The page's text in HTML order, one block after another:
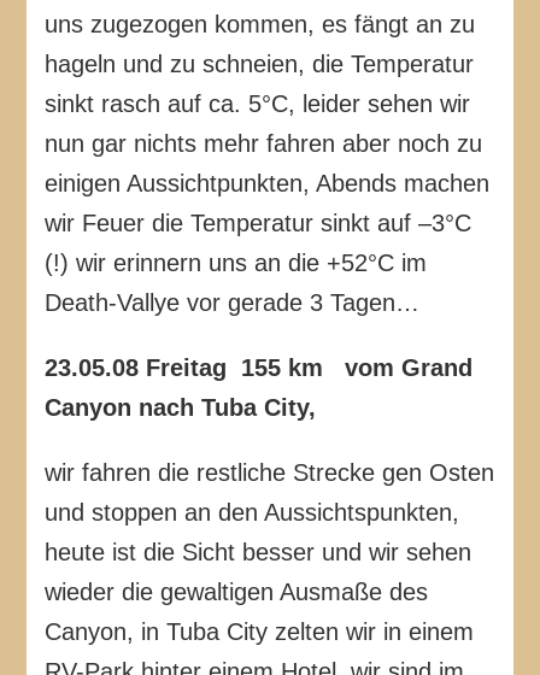
uns zugezogen kommen, es fängt an zu
hageln und zu schneien, die Temperatur
sinkt rasch auf ca. 5°C, leider sehen wir
nun gar nichts mehr fahren aber noch zu
einigen Aussichtpunkten, Abends machen
wir Feuer die Temperatur sinkt auf –3°C
(!) wir erinnern uns an die +52°C im
Death-Vallye vor gerade 3 Tagen…
23.05.08 Freitag 155 km vom Grand
Canyon nach Tuba City,
wir fahren die restliche Strecke gen Osten
und stoppen an den Aussichtspunkten,
heute ist die Sicht besser und wir sehen
wieder die gewaltigen Ausmaße des
Canyon, in Tuba City zelten wir in einem